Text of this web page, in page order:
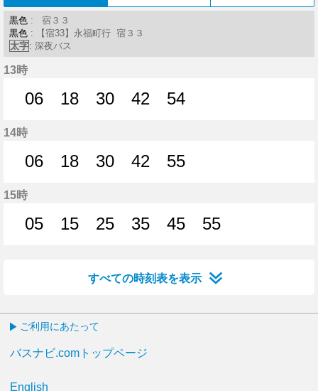
黒色 : 宿３３
黒色 : 【宿33】永福町行 宿３３
太字: 深夜バス
13時
06
18
30
42
54
14時
06
18
30
42
55
15時
05
15
25
35
45
55
すべての時刻表を表示
ご利用にあたって
バスナビ.comトップページ
English